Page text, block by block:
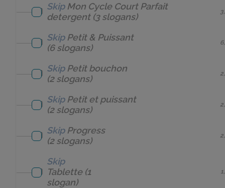
Skip Mon Cycle Court Parfait
detergent(3 slogans)
Skip Petit & Puissant
(6 slogans)
Skip Petit bouchon
(2 slogans)
Skip Petit et puissant
(2 slogans)
Skip Progress
(2 slogans)
Skip
Tablette(1
slogan)